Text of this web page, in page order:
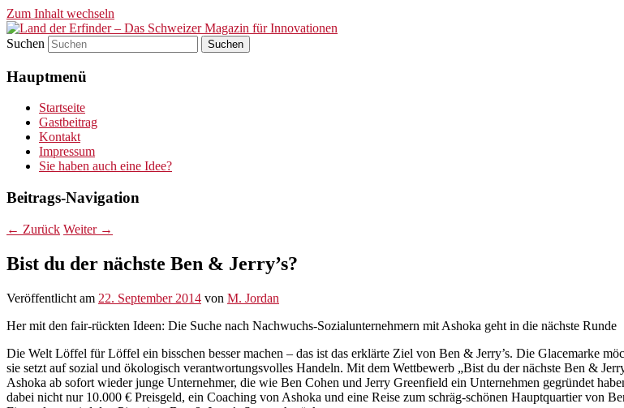
Zum Inhalt wechseln
Land der Erfinder – Das Schweizer Magazin für
Suchen
Hauptmenü
Startseite
Gastbeitrag
Kontakt
Impressum
Sie haben auch eine Idee?
Beitrags-Navigation
← Zurück Weiter →
Bist du der nächste Ben & Jerry’s?
Veröffentlicht am 22. September 2014 von M. Jordan
Her mit den fair-rückten Ideen: Die Suche nach Nachwuchs-Sozialunternehmern mit Ashoka geht in die nächste Runde
Die Welt Löffel für Löffel ein bisschen besser machen – das ist das erklärte Ziel von Ben & Jerry’s. Die Glacemarke
sie setzt auf sozial und ökologisch verantwortungsvolles Handeln. Mit dem Wettbewerb „Bist du der nächste Ben &
Ashoka ab sofort wieder junge Unternehmer, die wie Ben Cohen und Jerry Greenfield ein Unternehmen gegründet
dabei nicht nur 10.000 € Preisgeld, ein Coaching von Ashoka und eine Reise zum schräg-schönen Hauptquartier von